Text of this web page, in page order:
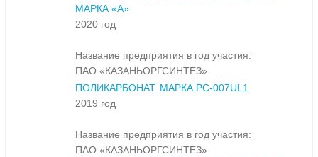
МАРКА «А»
2020 год
Название предприятия в год участия:
ПАО «КАЗАНЬОРГСИНТЕЗ»
ПОЛИКАРБОНАТ. МАРКА PC-007UL1
2019 год
Название предприятия в год участия:
ПАО «КАЗАНЬОРГСИНТЕЗ»